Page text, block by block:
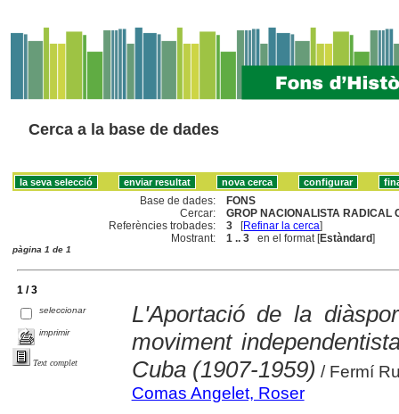
Cerca a la base de dades
Base de dades:
FONS
Cercar:
GROP NACIONALISTA RADICAL
Referències trobades:
3 [Refinar la cerca]
Mostrant:
1 .. 3 en el format [Estàndard]
pàgina 1 de 1
1 / 3
seleccionar
imprimir
Text complet
L'Aportació de la
moviment
Cuba (1907-1959) / Fermí
Comas Angelet, Roser